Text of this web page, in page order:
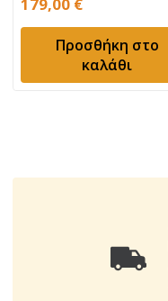
179,00 €
Προσθήκη στο
καλάθι